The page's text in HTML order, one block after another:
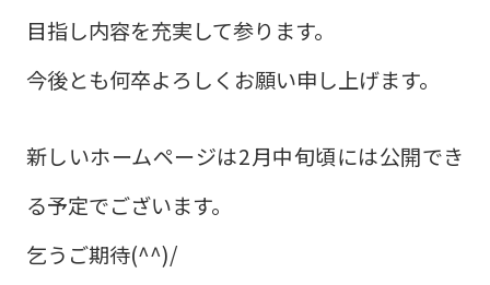
目指し内容を充実して参ります。
今後とも何卒よろしくお願い申し上げます。
新しいホームページは2月中旬頃には公開でき
る予定でございます。
乞うご期待(^^)/